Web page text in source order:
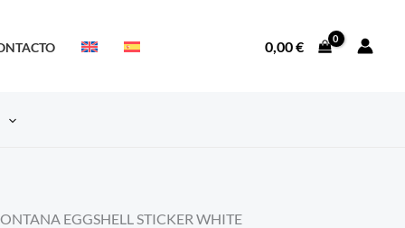
0,00€
EGGSHELL STICKER WHITE